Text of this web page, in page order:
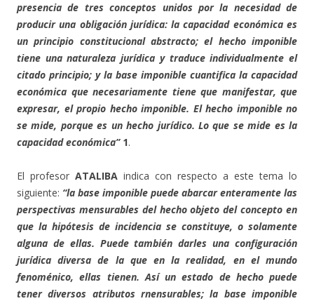
presencia de tres conceptos unidos por la necesidad de
producir una obligación jurídica: la capacidad económica es
un principio constitucional abstracto; el hecho imponible
tiene una naturaleza jurídica y traduce individualmente el
citado principio; y la base imponible cuantifica la capacidad
económica que necesariamente tiene que manifestar, que
expresar, el propio hecho imponible. El hecho imponible no
se mide, porque es un hecho jurídico. Lo que se mide es la
capacidad económica” 1.
El profesor ATALIBA indica con respecto a este tema lo
siguiente: “la base imponible puede abarcar enteramente las
perspectivas mensurables del hecho objeto del concepto en
que la hipótesis de incidencia se constituye, o solamente
alguna de ellas. Puede también darles una configuración
jurídica diversa de la que en la realidad, en el mundo
fenoménico, ellas tienen. Así un estado de hecho puede
tener diversos atributos rnensurables; la base imponible